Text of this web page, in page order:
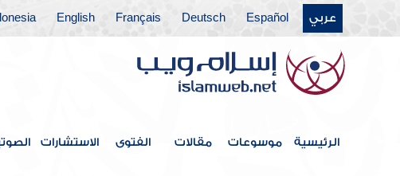
عربي Español
Deutsch
Français
English
الرئيسية موسوعات مقالات الفتوى الاستشارات
كتاب الطلاق
كتاب الخلع